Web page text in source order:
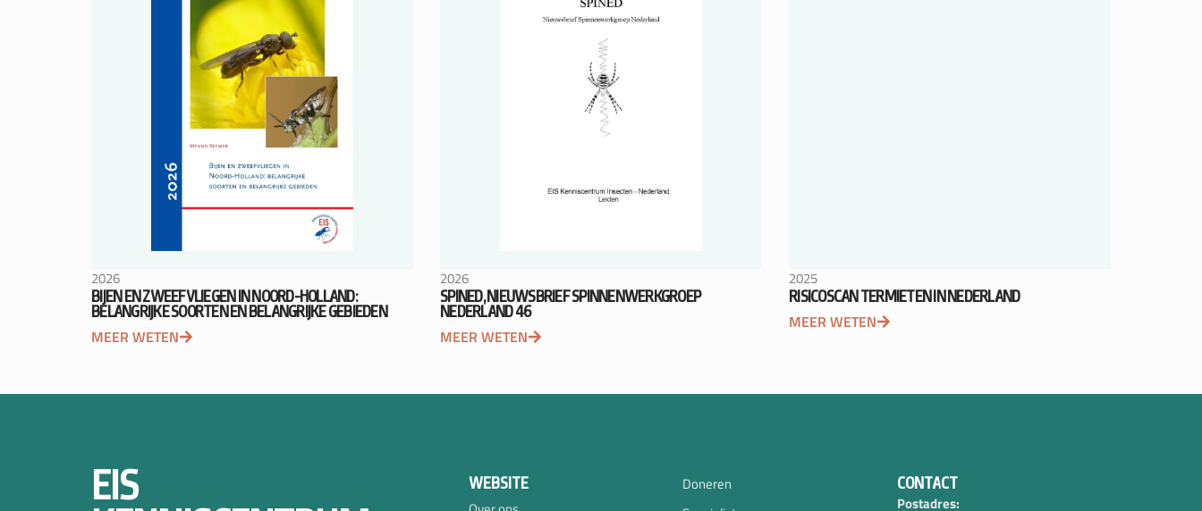
2026
BIJEN EN ZWEEFVLIEGEN IN NOORD-HOLLAND:
BELANGRIJKE SOORTEN EN BELANGRIJKE GEBIEDEN
MEER WETEN
2026
SPINED, NIEUWSBRIEF SPINNENWERKGROEP
NEDERLAND 46
MEER WETEN
2025
RISICOSCAN TERMIETEN IN NEDERLAND
MEER WETEN
EIS
WEBSITE
Doneren
CONTACT
Postadres: